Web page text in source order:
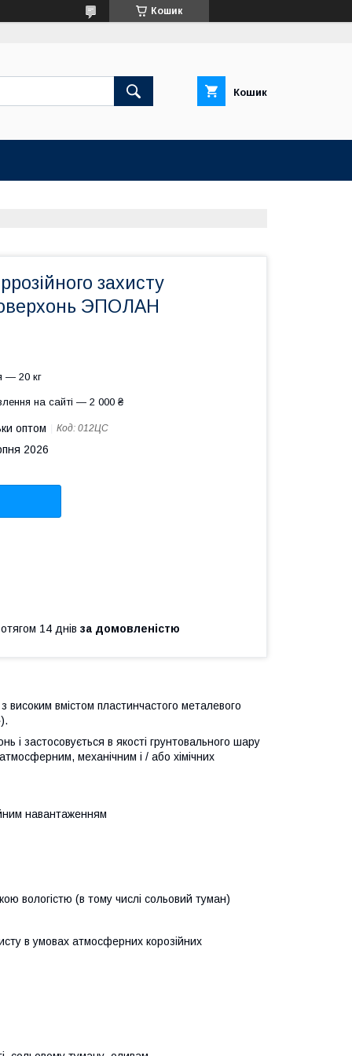
Кошик
Кошик
захисту
ЭПОЛАН
— 20 кг
на сайті — 2 000 ₴
оптом Код: 012ЦС
2026
14 днів за домовленістю
вмістом пластинчастого металевого
і застосовується в якості грунтовального шару
механічним і / або хімічних
навантаженням
вологістю (в тому числі сольовий туман)
в умовах атмосферних корозійних